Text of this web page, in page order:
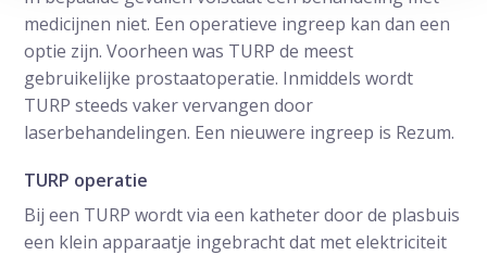
medicijnen niet. Een operatieve ingreep kan dan een
optie zijn. Voorheen was TURP de meest
gebruikelijke prostaatoperatie. Inmiddels wordt
TURP steeds vaker vervangen door
laserbehandelingen. Een nieuwere ingreep is Rezum.
TURP operatie
Bij een TURP wordt via een katheter door de plasbuis
een klein apparaatje ingebracht dat met elektriciteit